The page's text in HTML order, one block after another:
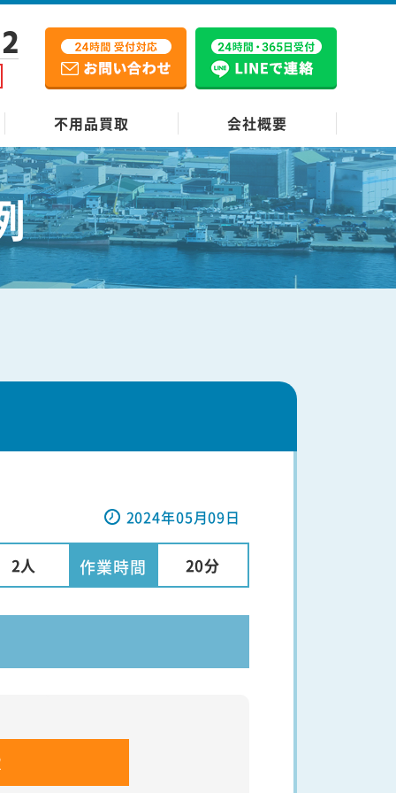
不用品買取 会社概要
2024年05月09日
2人 作業時間 20分